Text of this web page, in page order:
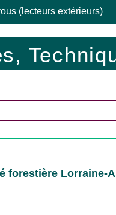
(lecteurs extérieurs)
forestière Lorraine-